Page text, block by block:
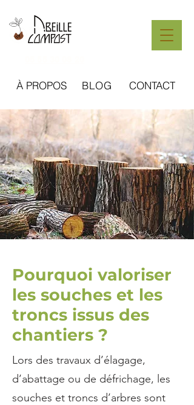
CONTACT
À PROPOS BLOG
Pourquoi valoriser
les souches et les
troncs issus des
chantiers ?
Lors des travaux d’élagage,
d’abattage ou de défrichage, les
souches et troncs d’arbres sont